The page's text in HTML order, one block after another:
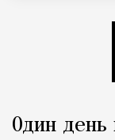
Один день